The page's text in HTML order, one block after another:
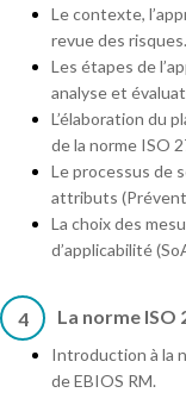
Le contexte,
revue des risques.
Les étapes de
analyse et
L’élaboration du
de la norme ISO
Le processus de
attributs
La choix des
d’applicabilité
4 La norme ISO
Introduction à la
de EBIOS RM.